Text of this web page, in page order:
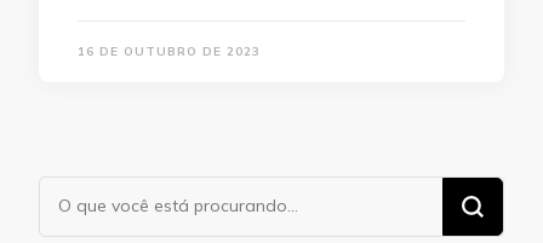
16 DE OUTUBRO DE 2023
Procurando
algo?